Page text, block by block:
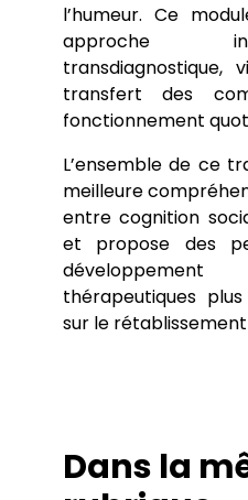
l’humeur. Ce
approche
transfert des
fonctionnement
L’ensemble de ce
meilleure
entre cognition
et propose des
thérapeutiques
sur le
Dans la